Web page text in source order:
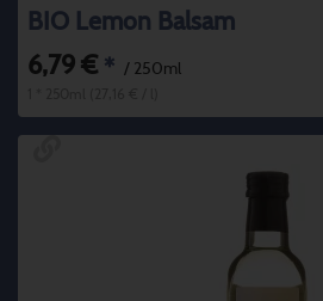
BIO Lemon Balsam
6,79 € * / 250ml